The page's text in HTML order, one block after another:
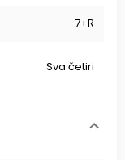
7+R
Sva četiri